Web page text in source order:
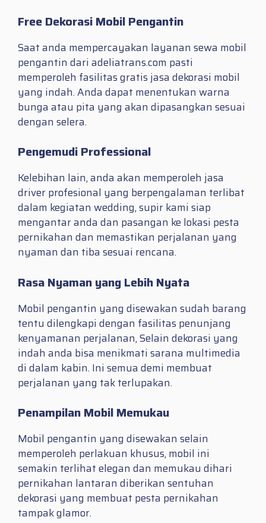
Free Dekorasi Mobil Pengantin
Saat anda mempercayakan layanan sewa mobil
pengantin dari adeliatrans.com pasti
memperoleh fasilitas gratis jasa dekorasi mobil
yang indah. Anda dapat menentukan warna
bunga atau pita yang akan dipasangkan sesuai
dengan selera.
Pengemudi Professional
Kelebihan lain, anda akan memperoleh jasa
driver profesional yang berpengalaman terlibat
dalam kegiatan wedding, supir kami siap
mengantar anda dan pasangan ke lokasi pesta
pernikahan dan memastikan perjalanan yang
nyaman dan tiba sesuai rencana.
Rasa Nyaman yang Lebih Nyata
Mobil pengantin yang disewakan sudah barang
tentu dilengkapi dengan fasilitas penunjang
kenyamanan perjalanan, Selain dekorasi yang
indah anda bisa menikmati sarana multimedia
di dalam kabin. Ini semua demi membuat
perjalanan yang tak terlupakan.
Penampilan Mobil Memukau
Mobil pengantin yang disewakan selain
memperoleh perlakuan khusus, mobil ini
semakin terlihat elegan dan memukau dihari
pernikahan lantaran diberikan sentuhan
dekorasi yang membuat pesta pernikahan
tampak glamor.